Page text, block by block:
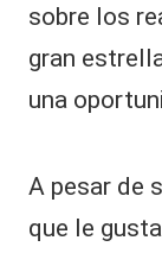
sobre los
gran
una
A pesar de
que le